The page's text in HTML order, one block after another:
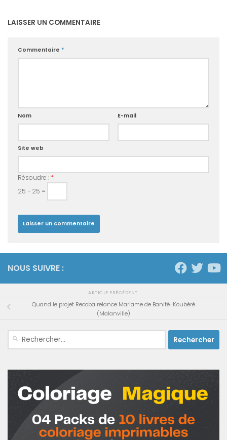
LAISSER UN COMMENTAIRE
Commentaire *
Nom E-mail
Site web
Résoudre : *
25 − 25 =
NOUS SUIVRE :
ARTICLE PRÉCÉDENT
Quand le projet Recoba relance Mariame de Banitè-Koubéré
(Malanville)
Rechercher :